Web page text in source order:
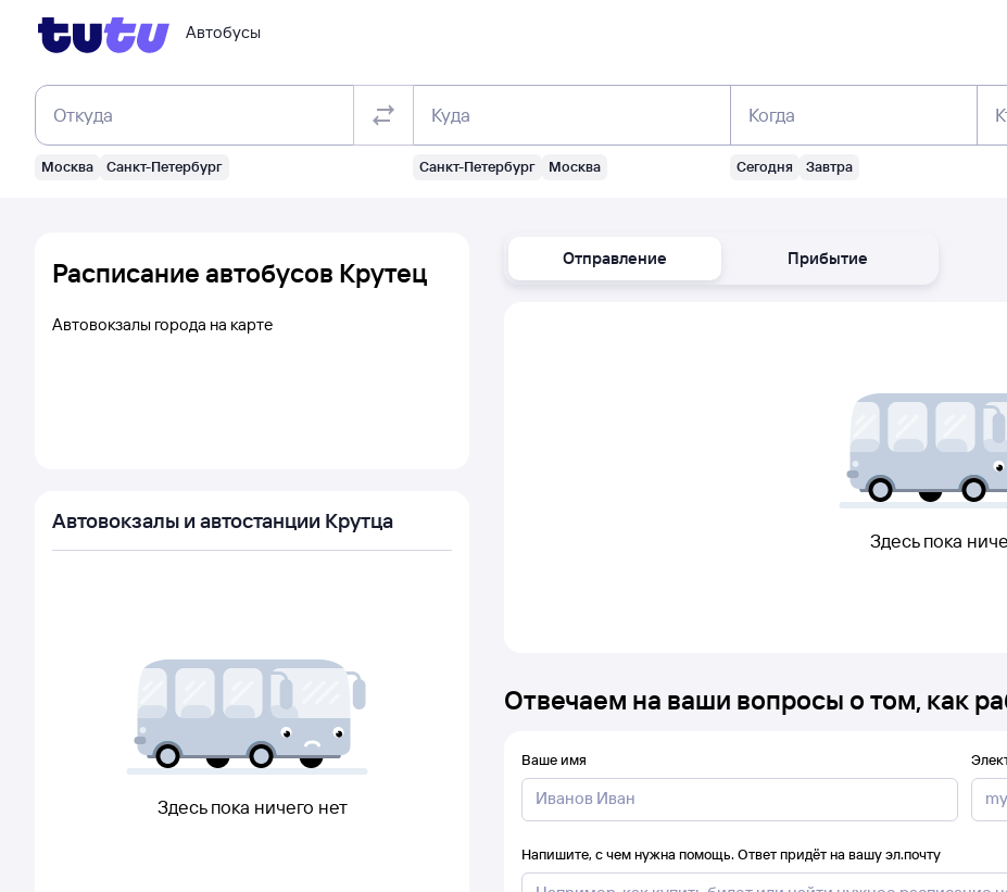
Автобусы
Откуда
Москва Санкт-Петербург
Куда
Санкт-Петербург Москва
Когда
Сегодня Завтра
Отправление Прибытие
Здесь пока
Отвечаем на ваши вопросы о том, как
Ваше имя
Напишите, с чем нужна помощь. Ответ придёт на вашу эл.почту
Расписание автобусов Крутец
Автовокзалы города на карте
Автовокзалы и автостанции Крутца
Здесь пока ничего нет